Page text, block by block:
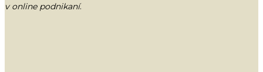
v online podnikaní.